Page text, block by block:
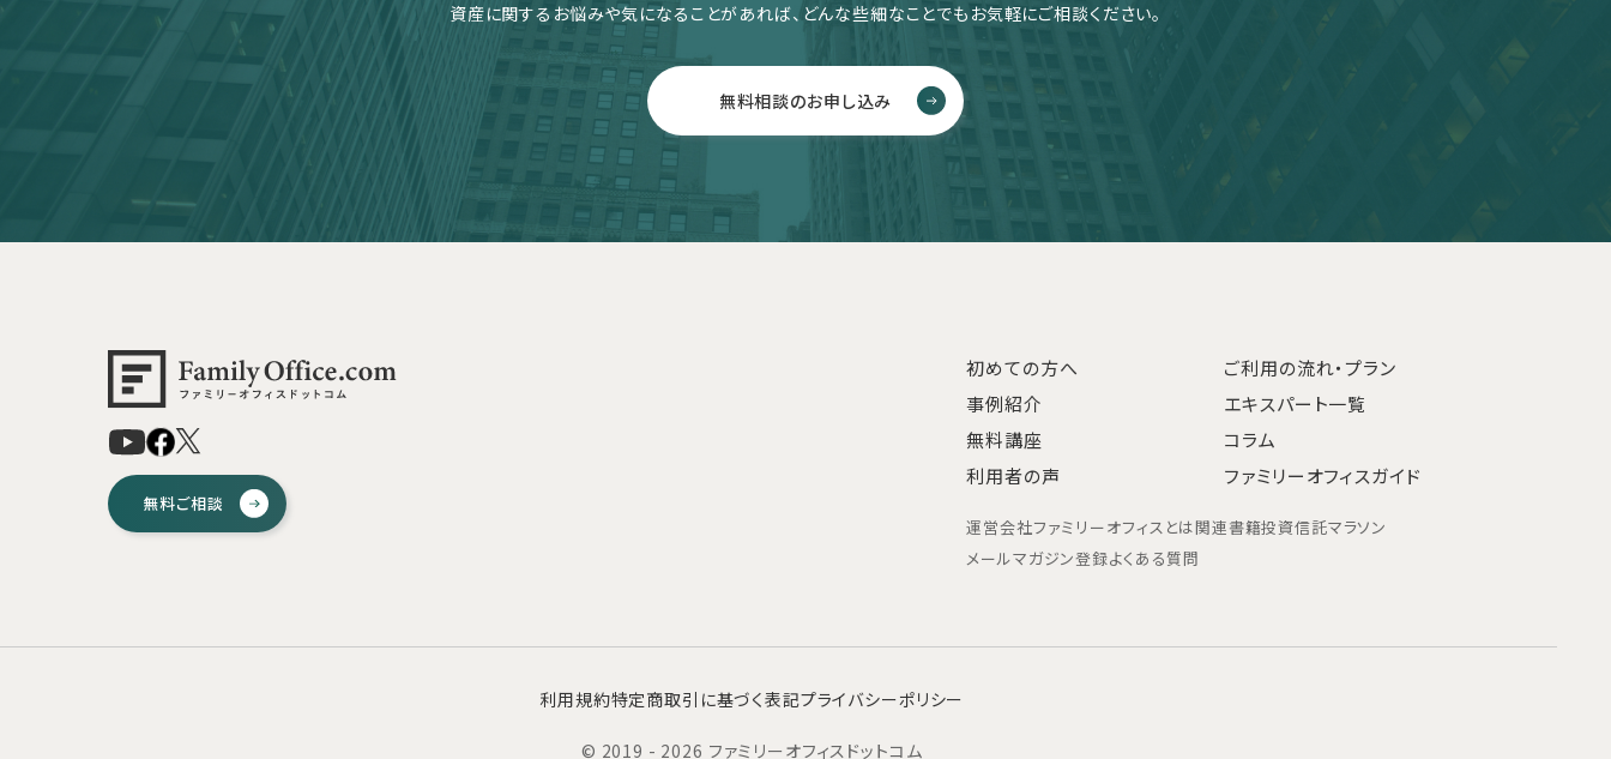
資産に関するお悩みや気になることがあれば、どんな些細なことでもお気軽にご相談ください。
無料相談のお申し込み
無料ご相談
初めての方へ
ご利用の流れ・プラン
事例紹介
エキスパート一覧
無料講座
コラム
利用者の声
ファミリーオフィスガイド
運営会社ファミリーオフィスとは関連書籍投資信託マラソン
メールマガジン登録よくある質問
利用規約特定商取引に基づく表記プライバシーポリシー
© 2019 - 2026 ファミリーオフィスドットコム